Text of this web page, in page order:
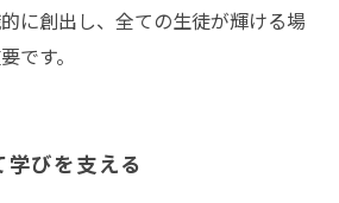
に創出し、全ての生徒が輝ける場
です。
びを支える